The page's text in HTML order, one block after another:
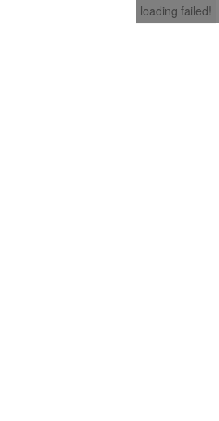
loading failed!